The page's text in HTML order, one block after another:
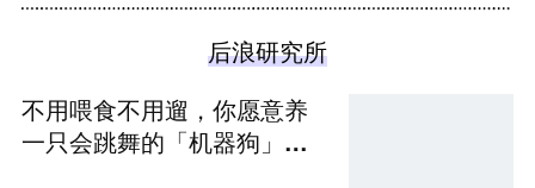
后浪研究所
不用喂食不用遛，你愿意养
一只会跳舞的「机器狗」